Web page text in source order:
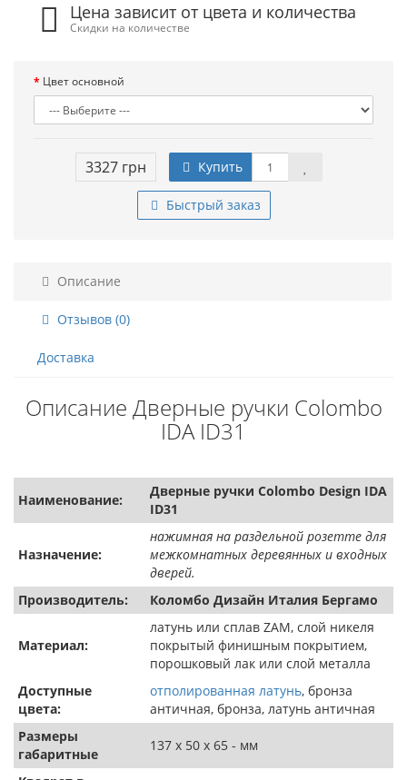
Цена зависит от цвета и количества
Скидки на количестве
Цвет основной
3327 грн Купить
Быстрый заказ
Описание
Отзывов (0)
Доставка
Описание Дверные ручки Colombo
IDA ID31
Наименование:
Дверные ручки Colombo Design IDA
ID31
Назначение:
нажимная на раздельной розетте для
межкомнатных деревянных и входных
дверей.
Производитель:
Коломбо Дизайн Италия Бергамо
Материал:
латунь или сплав ZAM, слой никеля
покрытый финишным покрытием,
порошковый лак или слой металла
Доступные
цвета:
отполированная латунь, бронза
античная, бронза, латунь античная
Размеры
габаритные
137 х 50 х 65 - мм